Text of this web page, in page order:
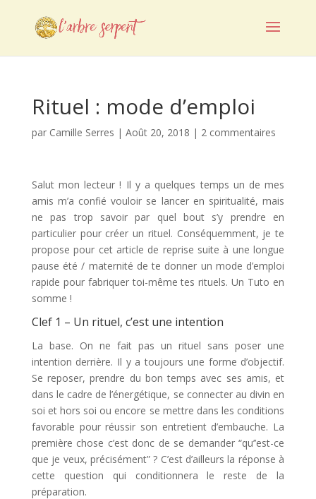
Rituel : mode d’emploi
par Camille Serres | Août 20, 2018 | 2 commentaires
Salut mon lecteur ! Il y a quelques temps un de mes
amis m’a confié vouloir se lancer en spiritualité, mais
ne pas trop savoir par quel bout s’y prendre en
particulier pour créer un rituel. Conséquemment, je te
propose pour cet article de reprise suite à une longue
pause été / maternité de te donner un mode d’emploi
rapide pour fabriquer toi-même tes rituels. Un Tuto en
somme !
Clef 1 – Un rituel, c’est une intention
La base. On ne fait pas un rituel sans poser une
intention derrière. Il y a toujours une forme d’objectif.
Se reposer, prendre du bon temps avec ses amis, et
dans le cadre de l’énergétique, se connecter au divin en
soi et hors soi ou encore se mettre dans les conditions
favorable pour réussir son entretient d’embauche. La
première chose c’est donc de se demander “qu’’est-ce
que je veux, précisément” ? C’est d’ailleurs la réponse à
cette question qui conditionnera le reste de la
préparation.